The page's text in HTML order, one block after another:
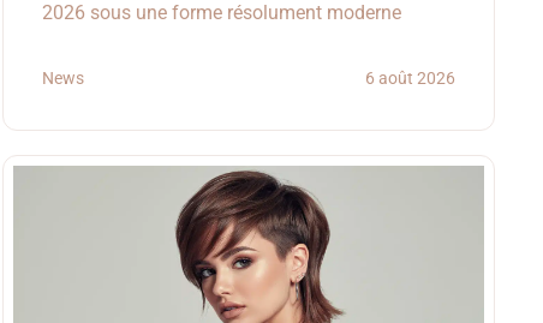
2026 sous une forme résolument moderne
News 6 août 2026